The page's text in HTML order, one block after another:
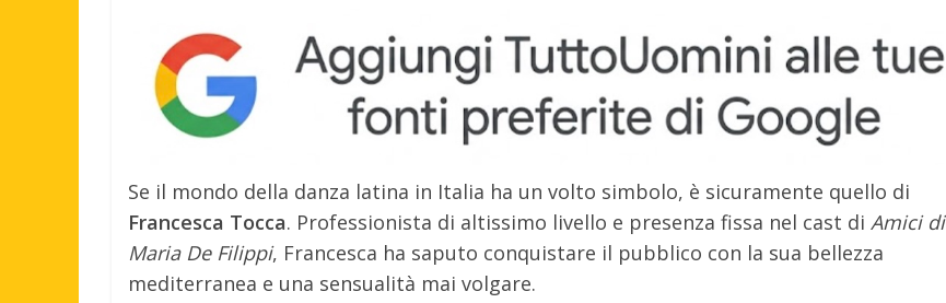
Se il mondo della danza latina in Italia ha un volto simbolo, è sicuramente quello di
Francesca Tocca. Professionista di altissimo livello e presenza fissa nel cast di Amici di
Maria De Filippi, Francesca ha saputo conquistare il pubblico con la sua bellezza
mediterranea e una sensualità mai volgare.